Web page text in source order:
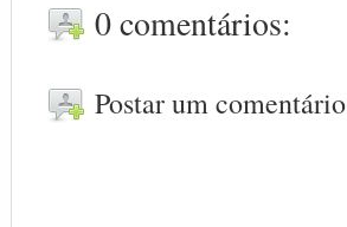
0 comentários:
Postar um comentário